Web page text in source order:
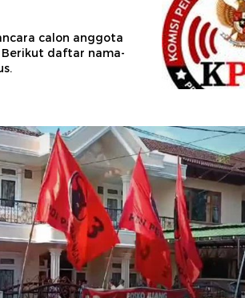
calon anggota
Berikut daftar nama-